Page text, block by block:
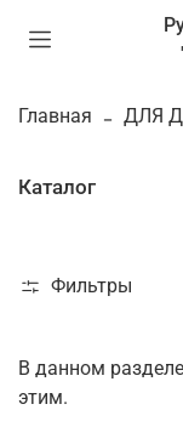
Главная ДЛЯ
Каталог
Фильтры
В данном
этим.